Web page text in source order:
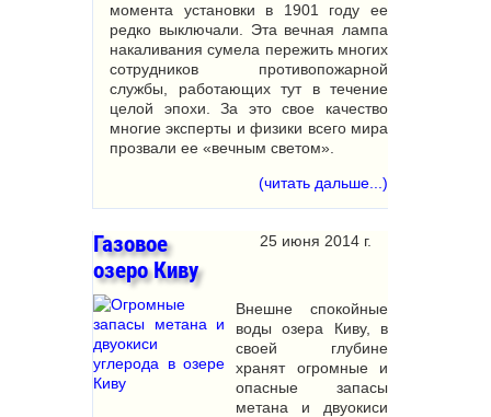
момента установки в 1901 году ее
редко выключали. Эта вечная лампа
накаливания сумела пережить многих
сотрудников противопожарной
службы, работающих тут в течение
целой эпохи. За это свое качество
многие эксперты и физики всего мира
прозвали ее «вечным светом».
(читать дальше...)
25 июня 2014 г.
Газовое
озеро Киву
Внешне спокойные
воды озера Киву, в
своей глубине
хранят огромные и
опасные запасы
метана и двуокиси